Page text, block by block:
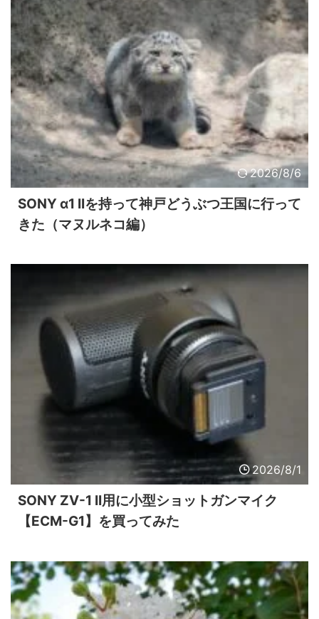
2026/8/6
SONY α1 IIを持って神戸どうぶつ王国に行って
きた（マヌルネコ編）
2026/8/1
SONY ZV-1 II用に小型ショットガンマイク
【ECM-G1】を買ってみた